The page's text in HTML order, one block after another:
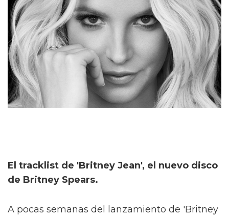
El tracklist de 'Britney Jean', el nuevo disco
de Britney Spears.
A pocas semanas del lanzamiento de 'Britney